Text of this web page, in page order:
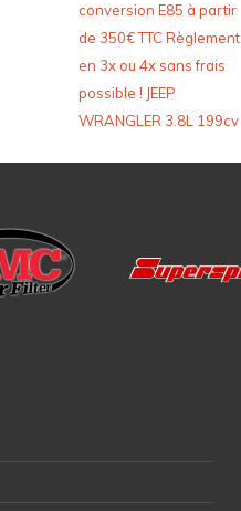
conversion E85 à partir
de 350€ TTC Règlement
en 3x ou 4x sans frais
possible ! JEEP
WRANGLER 3.8L 199cv